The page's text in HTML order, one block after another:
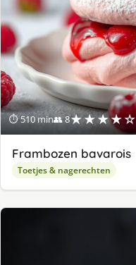
⏱ 510 min👥 8★★★★☆
Frambozen bavarois
Toetjes & nagerechten